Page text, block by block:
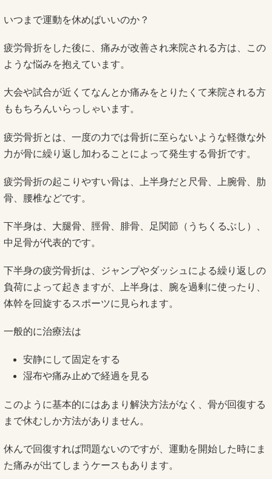
いつまで運動を休めばいいのか？
疲労骨折をした後に、痛みが改善され来院される方は、この
ような悩みを抱えています。
大会や試合が近くてなんとか痛みをとりたくて来院される方
ももちろんいらっしゃいます。
疲労骨折とは、一度の力では骨折に至らないような軽微な外
力が骨に繰り返し加わることによって発生する骨折です。
疲労骨折の起こりやすい骨は、上半身だと尺骨、上腕骨、肋
骨、腰椎などです。
下半身は、大腿骨、脛骨、腓骨、足関節（うちくるぶし）、
中足骨が代表的です。
下半身の疲労骨折は、ジャンプやダッシュによる繰り返しの
負荷によって起きますが、上半身は、腕を過剰に使ったり、
体幹を回旋するスポーツに見られます。
一般的に治療法は
安静にして固定をする
湿布や痛み止めで経過を見る
このように基本的にはあまり解決方法がなく、骨が回復する
まで休むしか方法がありません。
休んで回復すれば問題ないのですが、運動を開始した時にま
た痛みが出てしまうケースもあります。